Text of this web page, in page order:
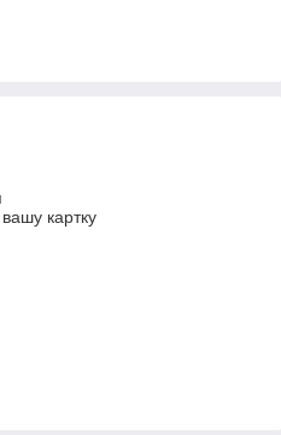
картку